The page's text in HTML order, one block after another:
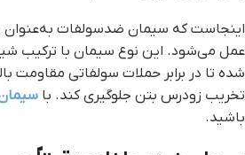
اینجاست که سیمان ضدسولفات به‌عنوان
عمل می‌شود. این نوع سیمان با ترکیب
شده تا در برابر حملات سولفاتی مقاومت
تخریب زودرس بتن جلوگیری کند. با
باشید.